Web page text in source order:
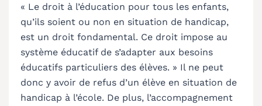
« Le droit à l’éducation pour tous les enfants,
qu’ils soient ou non en situation de handicap,
est un droit fondamental. Ce droit impose au
système éducatif de s’adapter aux besoins
éducatifs particuliers des élèves. » Il ne peut
donc y avoir de refus d’un élève en situation de
handicap à l’école. De plus, l’accompagnement